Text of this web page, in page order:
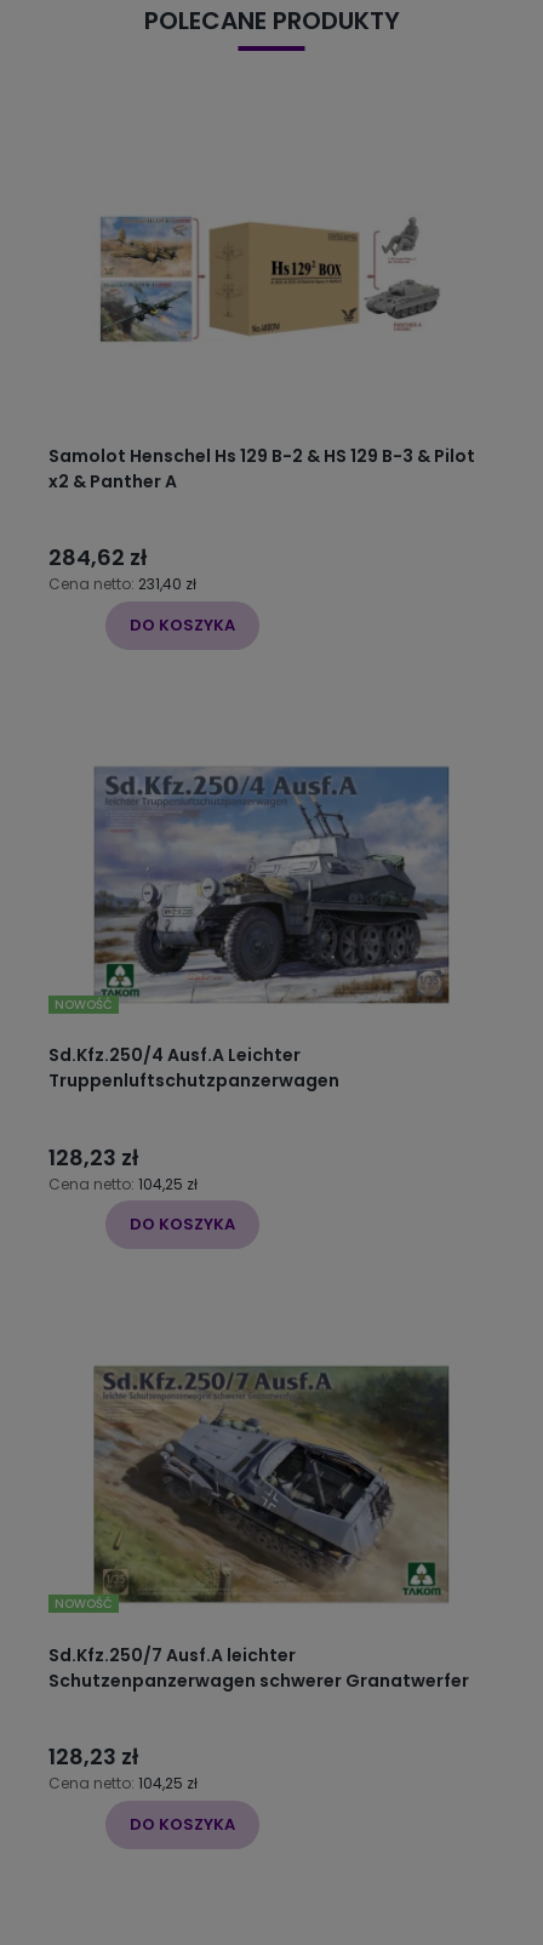
POLECANE PRODUKTY
Samolot Henschel Hs 129 B-2 & HS 129 B-3 & Pilot
x2 & Panther A
284,62 zł
Cena netto: 231,40 zł
DO KOSZYKA
Sd.Kfz.250/4 Ausf.A Leichter
Truppenluftschutzpanzerwagen
128,23 zł
Cena netto: 104,25 zł
DO KOSZYKA
NOWOŚĆ
Sd.Kfz.250/7 Ausf.A leichter
Schutzenpanzerwagen schwerer Granatwerfer
128,23 zł
Cena netto: 104,25 zł
DO KOSZYKA
NOWOŚĆ